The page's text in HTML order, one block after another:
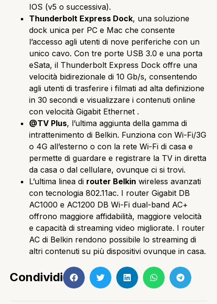
IOS (v5 o successiva).
Thunderbolt Express Dock, una soluzione
dock unica per PC e Mac che consente
l’accesso agli utenti di nove periferiche con un
unico cavo. Con tre porte USB 3.0 e una porta
eSata, il Thunderbolt Express Dock offre una
velocità bidirezionale di 10 Gb/s, consentendo
agli utenti di trasferire i filmati ad alta definizione
in 30 secondi e visualizzare i contenuti online
con velocità Gigabit Ethernet .
@TV Plus, l’ultima aggiunta della gamma di
intrattenimento di Belkin. Funziona con Wi-Fi/3G
o 4G all’esterno o con la rete Wi-Fi di casa e
permette di guardare e registrare la TV in diretta
da casa o dal cellulare, ovunque ci si trovi.
L’ultima linea di router Belkin wireless avanzati
con tecnologia 802.11ac. I router Gigabit DB
AC1000 e AC1200 DB Wi-Fi dual-band AC+
offrono maggiore affidabilità, maggiore velocità
e capacità di streaming video migliorate. I router
AC di Belkin rendono possibile lo streaming di
altri contenuti su più dispositivi ovunque in casa.
Condividi